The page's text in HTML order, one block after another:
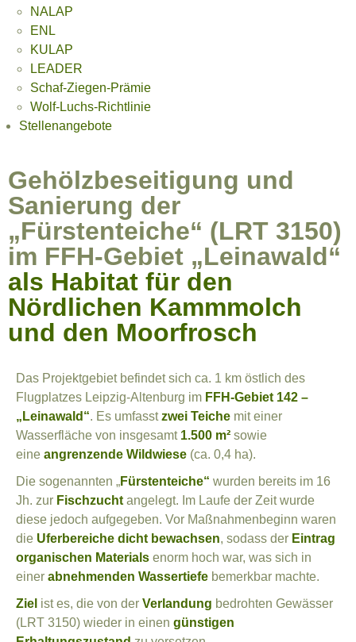
NALAP
ENL
KULAP
LEADER
Schaf-Ziegen-Prämie
Wolf-Luchs-Richtlinie
Stellenangebote
Gehölzbeseitigung und
Sanierung der
„Fürstenteiche“ (LRT 3150)
im FFH-Gebiet „Leinawald“
als Habitat für den
Nördlichen Kammmolch
und den Moorfrosch
Das Projektgebiet befindet sich ca. 1 km östlich des
Flugplatzes Leipzig-Altenburg im FFH-Gebiet 142 –
„Leinawald“. Es umfasstzwei Teiche mit einer
Wasserfläche von insgesamt 1.500 m² sowie
eine angrenzende Wildwiese (ca. 0,4 ha).
Die sogenannten „Fürstenteiche“ wurden bereits im 16
Jh. zur Fischzucht angelegt. Im Laufe der Zeit wurde
diese jedoch aufgegeben. Vor Maßnahmenbeginn waren
die Uferbereiche dicht bewachsen, sodass der Eintrag
organischen Materials enorm hoch war, was sich in
einer abnehmenden Wassertiefe bemerkbar machte.
Ziel ist es, die von der Verlandung bedrohten Gewässer
(LRT 3150) wieder in einen günstigen